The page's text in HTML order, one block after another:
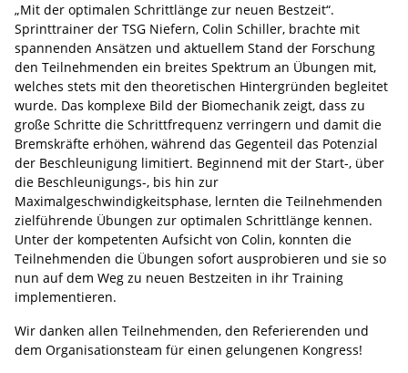
„Mit der optimalen Schrittlänge zur neuen Bestzeit“.
Sprinttrainer der TSG Niefern, Colin Schiller, brachte mit
spannenden Ansätzen und aktuellem Stand der Forschung
den Teilnehmenden ein breites Spektrum an Übungen mit,
welches stets mit den theoretischen Hintergründen begleitet
wurde. Das komplexe Bild der Biomechanik zeigt, dass zu
große Schritte die Schrittfrequenz verringern und damit die
Bremskräfte erhöhen, während das Gegenteil das Potenzial
der Beschleunigung limitiert. Beginnend mit der Start-, über
die Beschleunigungs-, bis hin zur
Maximalgeschwindigkeitsphase, lernten die Teilnehmenden
zielführende Übungen zur optimalen Schrittlänge kennen.
Unter der kompetenten Aufsicht von Colin, konnten die
Teilnehmenden die Übungen sofort ausprobieren und sie so
nun auf dem Weg zu neuen Bestzeiten in ihr Training
implementieren.
Wir danken allen Teilnehmenden, den Referierenden und
dem Organisationsteam für einen gelungenen Kongress!